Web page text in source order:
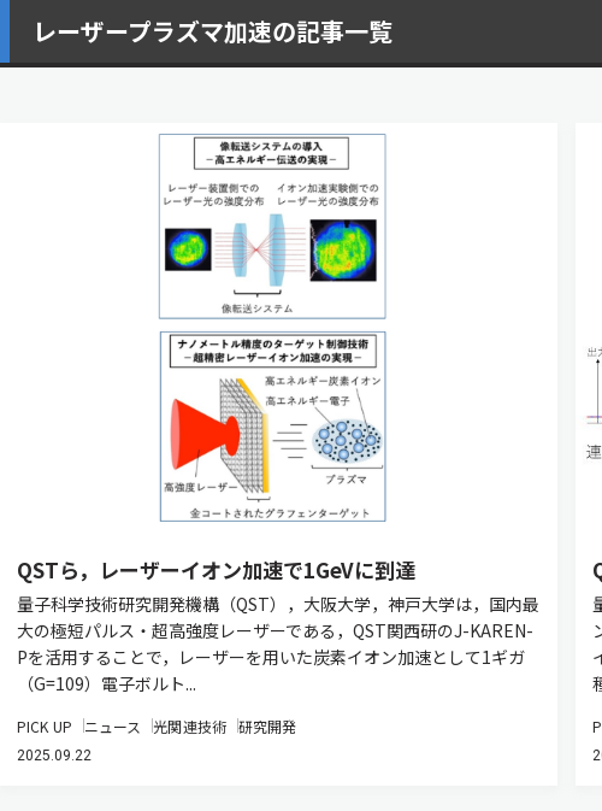
レーザープラズマ加速の記事一覧
QSTら，レーザーイオン加速で1GeVに到達
量子科学技術研究開発機構（QST），大阪大学，神戸大学は，国内最
大の極短パルス・超高強度レーザーである，QST関西研のJ-KAREN-
Pを活用することで，レーザーを用いた炭素イオン加速として1ギガ
（G=109）電子ボルト...
PICK UP ニュース 光関連技術 研究開発
2025.09.22